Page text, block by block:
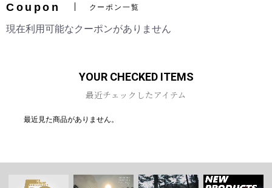
Coupon クーポン一覧
現在利用可能なクーポンがありません
YOUR CHECKED ITEMS
最近チェックしたアイテム
最近見た商品がありません。